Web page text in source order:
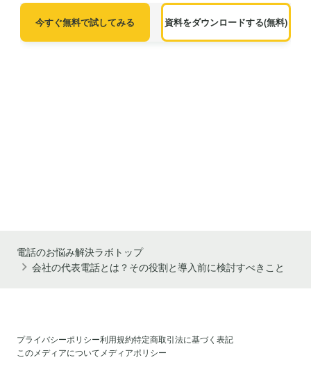
今すぐ無料で試してみる 資料をダウンロードする(無料)
電話のお悩み解決ラボトップ
会社の代表電話とは？その役割と導入前に検討すべきこと
プライバシーポリシー利用規約特定商取引法に基づく表記
このメディアについて メディアポリシー